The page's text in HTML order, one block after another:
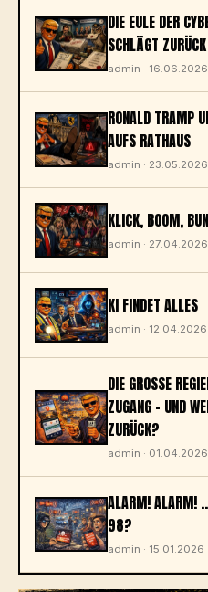
DIE EULE DER
SCHLÄGT ZURÜCK
admin · 16.06.2026
RONALD TRAMP
AUFS RATHAUS
admin · 23.05.2026
KLICK, BOOM,
admin · 27.04.2026
KI FINDET ALLES
admin · 12.04.2026
DIE GROSSE
UGANG – UND
URÜCK?
admin · 01.04.2026
ALARM! ALARM! …
98?
admin · 15.01.2026